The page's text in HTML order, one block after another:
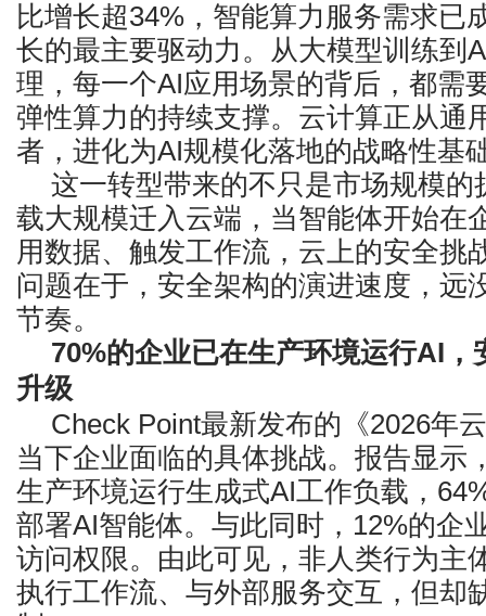
比增长超34%，智能算力服务需求已
长的最主要驱动力。从大模型训练到
理，每一个AI应用场景的背后，都需
弹性算力的持续支撑。云计算正从通
者，进化为AI规模化落地的战略性基
这一转型带来的不只是市场规模的
载大规模迁入云端，当智能体开始在
用数据、触发工作流，云上的安全挑
问题在于，安全架构的演进速度，远
节奏。
70%的企业已在生产环境运行AI
升级
Check Point最新发布的《2026年
当下企业面临的具体挑战。报告显示
生产环境运行生成式AI工作负载，
部署AI智能体。与此同时，12%的企
访问权限。由此可见，非人类行为主
执行工作流、与外部服务交互，但却